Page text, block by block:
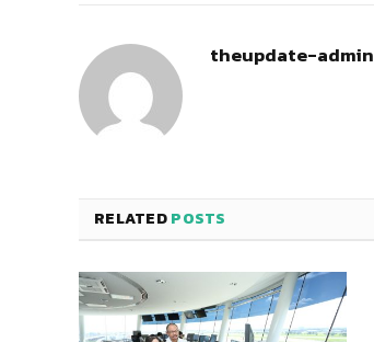
theupdate-admin
RELATEDPOSTS